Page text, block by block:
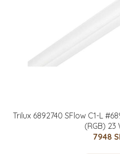
Trilux 6892740 SFlow C1-L
(RGB) 23
7948